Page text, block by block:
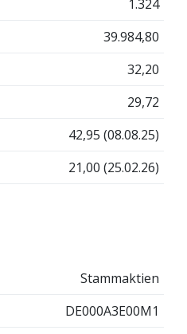
1.324
39.984,80
32,20
29,72
42,95 (08.08.25)
21,00 (25.02.26)
Stammaktien
DE000A3E00M1